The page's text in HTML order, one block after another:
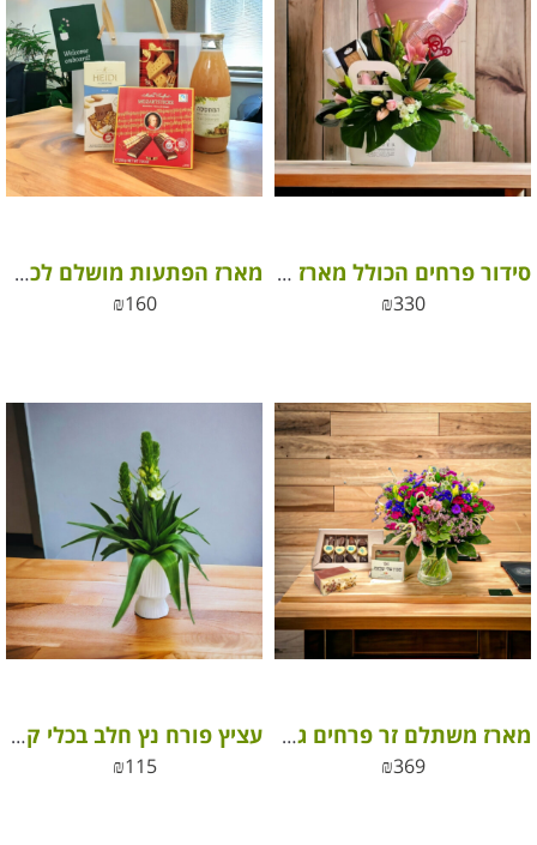
סידור פרחים הכולל מארז שוקולד ויין
₪330
מארז הפתעות מושלם לכל הזדמנות
₪160
מארז משתלם זר פרחים גדול, פרלינים משובחים וסבונים מבוססים שמנים אתריים
₪369
עציץ פורח נץ חלב בכלי קרמיקה
₪115